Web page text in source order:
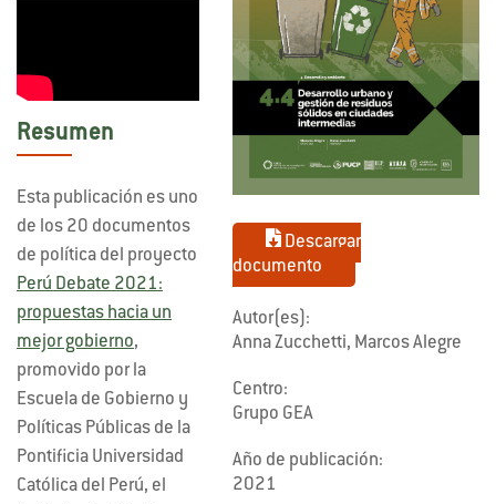
Resumen
Esta publicación es uno
de los 20 documentos
de política del proyecto
Perú Debate 2021:
propuestas hacia un
mejor gobierno,
promovido por la
Escuela de Gobierno y
Políticas Públicas de la
Pontificia Universidad
Católica del Perú, el
Descargar
documento
Autor(es):
Anna Zucchetti, Marcos Alegre
Centro:
Grupo GEA
Año de publicación:
2021